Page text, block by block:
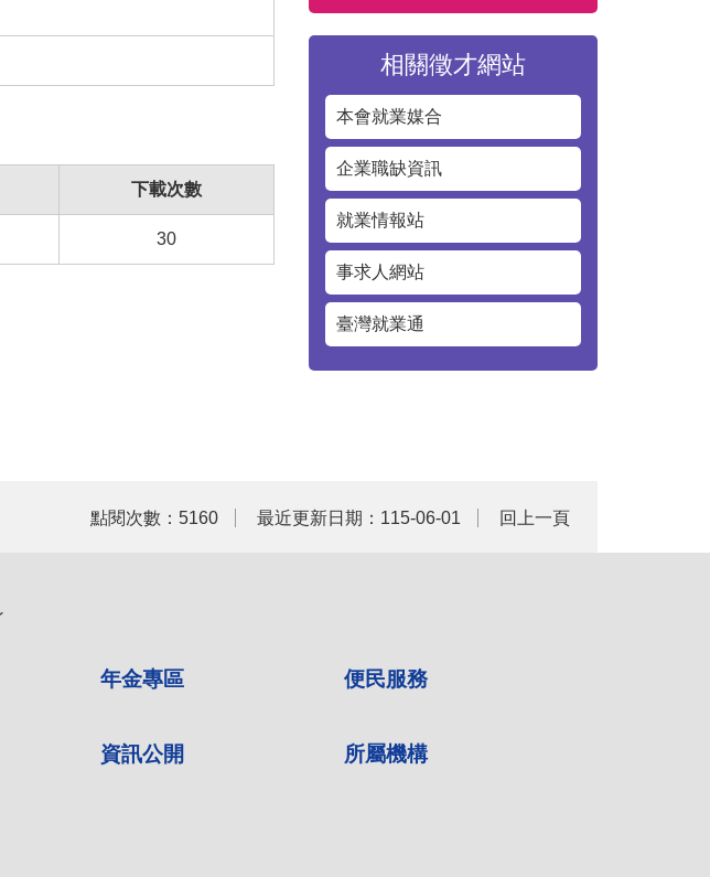
下載次數
30
相關徵才網站
本會就業媒合
企業職缺資訊
就業情報站
事求人網站
臺灣就業通
點閱次數：5160 最近更新日期：115-06-01 回上一頁
年金專區 便民服務
資訊公開 所屬機構